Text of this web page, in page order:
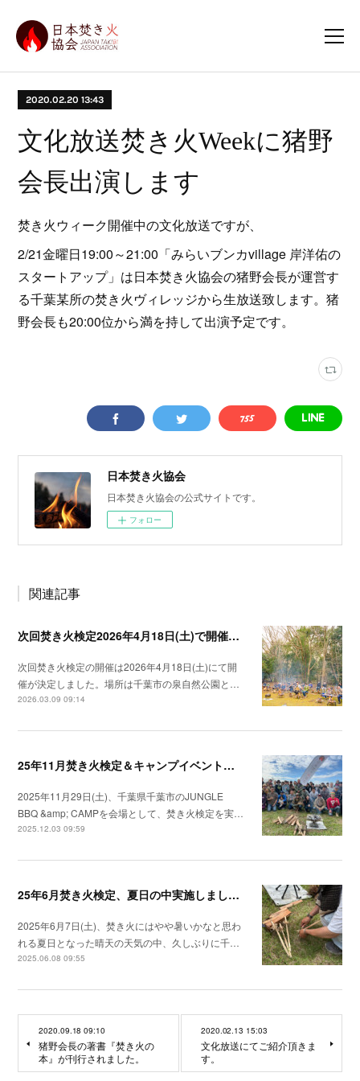
2020.02.20 13:43
文化放送焚き火Weekに猪野
会長出演します
焚き火ウィーク開催中の文化放送ですが、
2/21金曜日19:00～21:00「みらいブンカvillage 岸洋佑の
スタートアップ」は日本焚き火協会の猪野会長が運営す
る千葉某所の焚き火ヴィレッジから生放送致します。猪
野会長も20:00位から満を持して出演予定です。
日本焚き火協会
日本焚き火協会の公式サイトです。
フォロー
関連記事
次回焚き火検定2026年4月18日(土)で開催決定！
次回焚き火検定の開催は2026年4月18日(土)にて開
催が決定しました。場所は千葉市の泉自然公園と…
2026.03.09 09:14
25年11月焚き火検定＆キャンプイベント開催しました。
2025年11月29日(土)、千葉県千葉市のJUNGLE
BBQ &amp; CAMPを会場として、焚き火検定を実…
2025.12.03 09:59
25年6月焚き火検定、夏日の中実施しました。
2025年6月7日(土)、焚き火にはやや暑いかなと思わ
れる夏日となった晴天の天気の中、久しぶりに千…
2025.06.08 09:55
2020.09.18 09:10
猪野会長の著書『焚き火の
本』が刊行されました。
2020.02.13 15:03
文化放送にてご紹介頂きま
す。